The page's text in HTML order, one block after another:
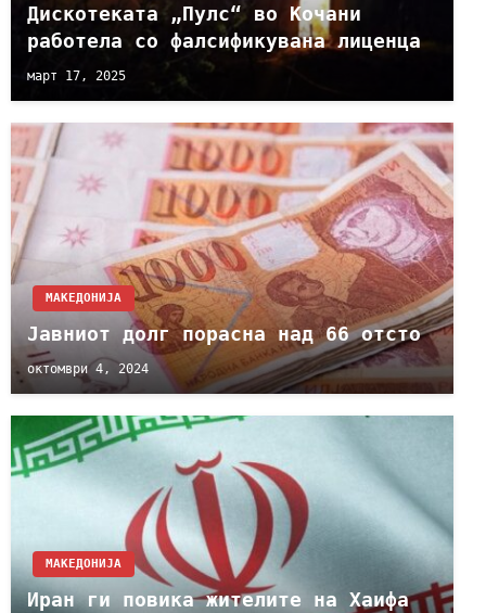
Дискотеката „Пулс“ во Кочани
работела со фалсификувана лиценца
март 17, 2025
МАКЕДОНИЈА
Јавниот долг порасна над 66 отсто
октомври 4, 2024
МАКЕДОНИЈА
Иран ги повика жителите на Хаифа